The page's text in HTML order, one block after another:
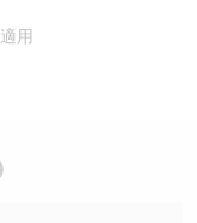
用